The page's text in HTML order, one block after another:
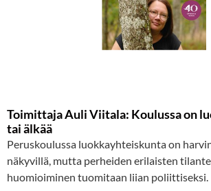
Toimittaja Auli Viitala: Koulussa on
tai älkää
Peruskoulussa luokkayhteiskunta on
näkyvillä, mutta perheiden erilaisten
huomioiminen tuomitaan liian poliittiseksi.